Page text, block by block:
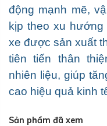
động mạnh mẽ,
kịp theo xu
xe được sản xuất
tiên tiến thân
nhiên liệu, giúp
cao hiệu quả kinh
Sản phẩm đã xem